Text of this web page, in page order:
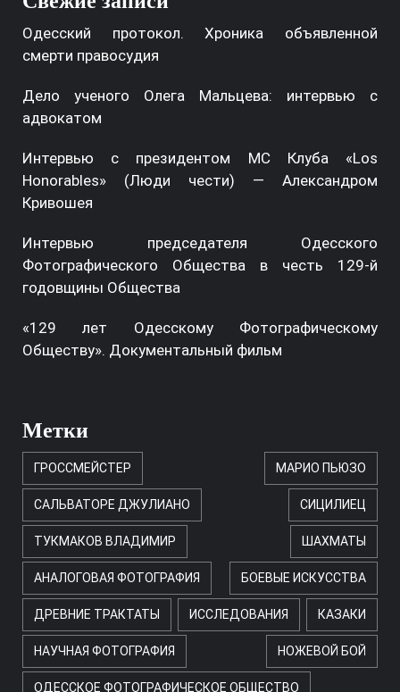
Одесский протокол. Хроника объявленной
смерти правосудия
Дело ученого Олега Мальцева: интервью с
адвокатом
Интервью с президентом МС Клуба «Los
Honorables» (Люди чести) — Александром
Кривошея
Интервью председателя Одесского
Фотографического Общества в честь 129-й
годовщины Общества
«129 лет Одесскому Фотографическому
Обществу». Документальный фильм
Метки
ГРОССМЕЙСТЕР МАРИО ПЬЮЗО
САЛЬВАТОРЕ ДЖУЛИАНО СИЦИЛИЕЦ
ТУКМАКОВ ВЛАДИМИР ШАХМАТЫ
АНАЛОГОВАЯ ФОТОГРАФИЯ БОЕВЫЕ ИСКУССТВА
ДРЕВНИЕ ТРАКТАТЫ ИССЛЕДОВАНИЯ КАЗАКИ
НАУЧНАЯ ФОТОГРАФИЯ НОЖЕВОЙ БОЙ
ОДЕССКОЕ ФОТОГРАФИЧЕСКОЕ ОБЩЕСТВО